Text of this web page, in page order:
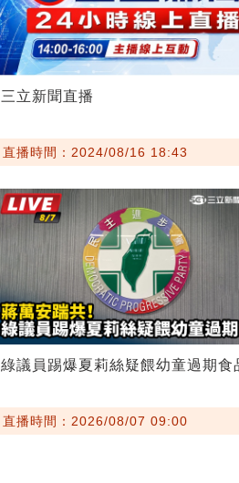
三立新聞直播
直播時間：2024/08/16 18:43
綠議員踢爆夏莉絲疑餵幼童過期食
直播時間：2026/08/07 09:00